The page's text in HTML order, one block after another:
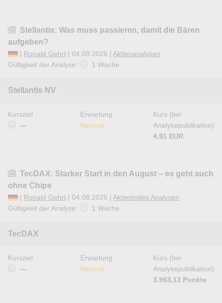
Stellantis: Was muss passieren, damit die Bären
aufgeben?
| Ronald Gehrt | 04.08.2026 | Aktienanalysen
Gültigkeit der Analyse:
1 Woche
Stellantis NV
Kursziel
—
Erwartung
Neutral
Kurs (bei
Analysepublikation)
4,91 EUR
TecDAX: Starker Start in den August – es geht auch
ohne Chips
| Ronald Gehrt | 04.08.2026 | Aktienindex Analysen
Gültigkeit der Analyse:
1 Woche
TecDAX
Kursziel
—
Erwartung
Neutral
Kurs (bei
Analysepublikation)
3.963,13 Punkte